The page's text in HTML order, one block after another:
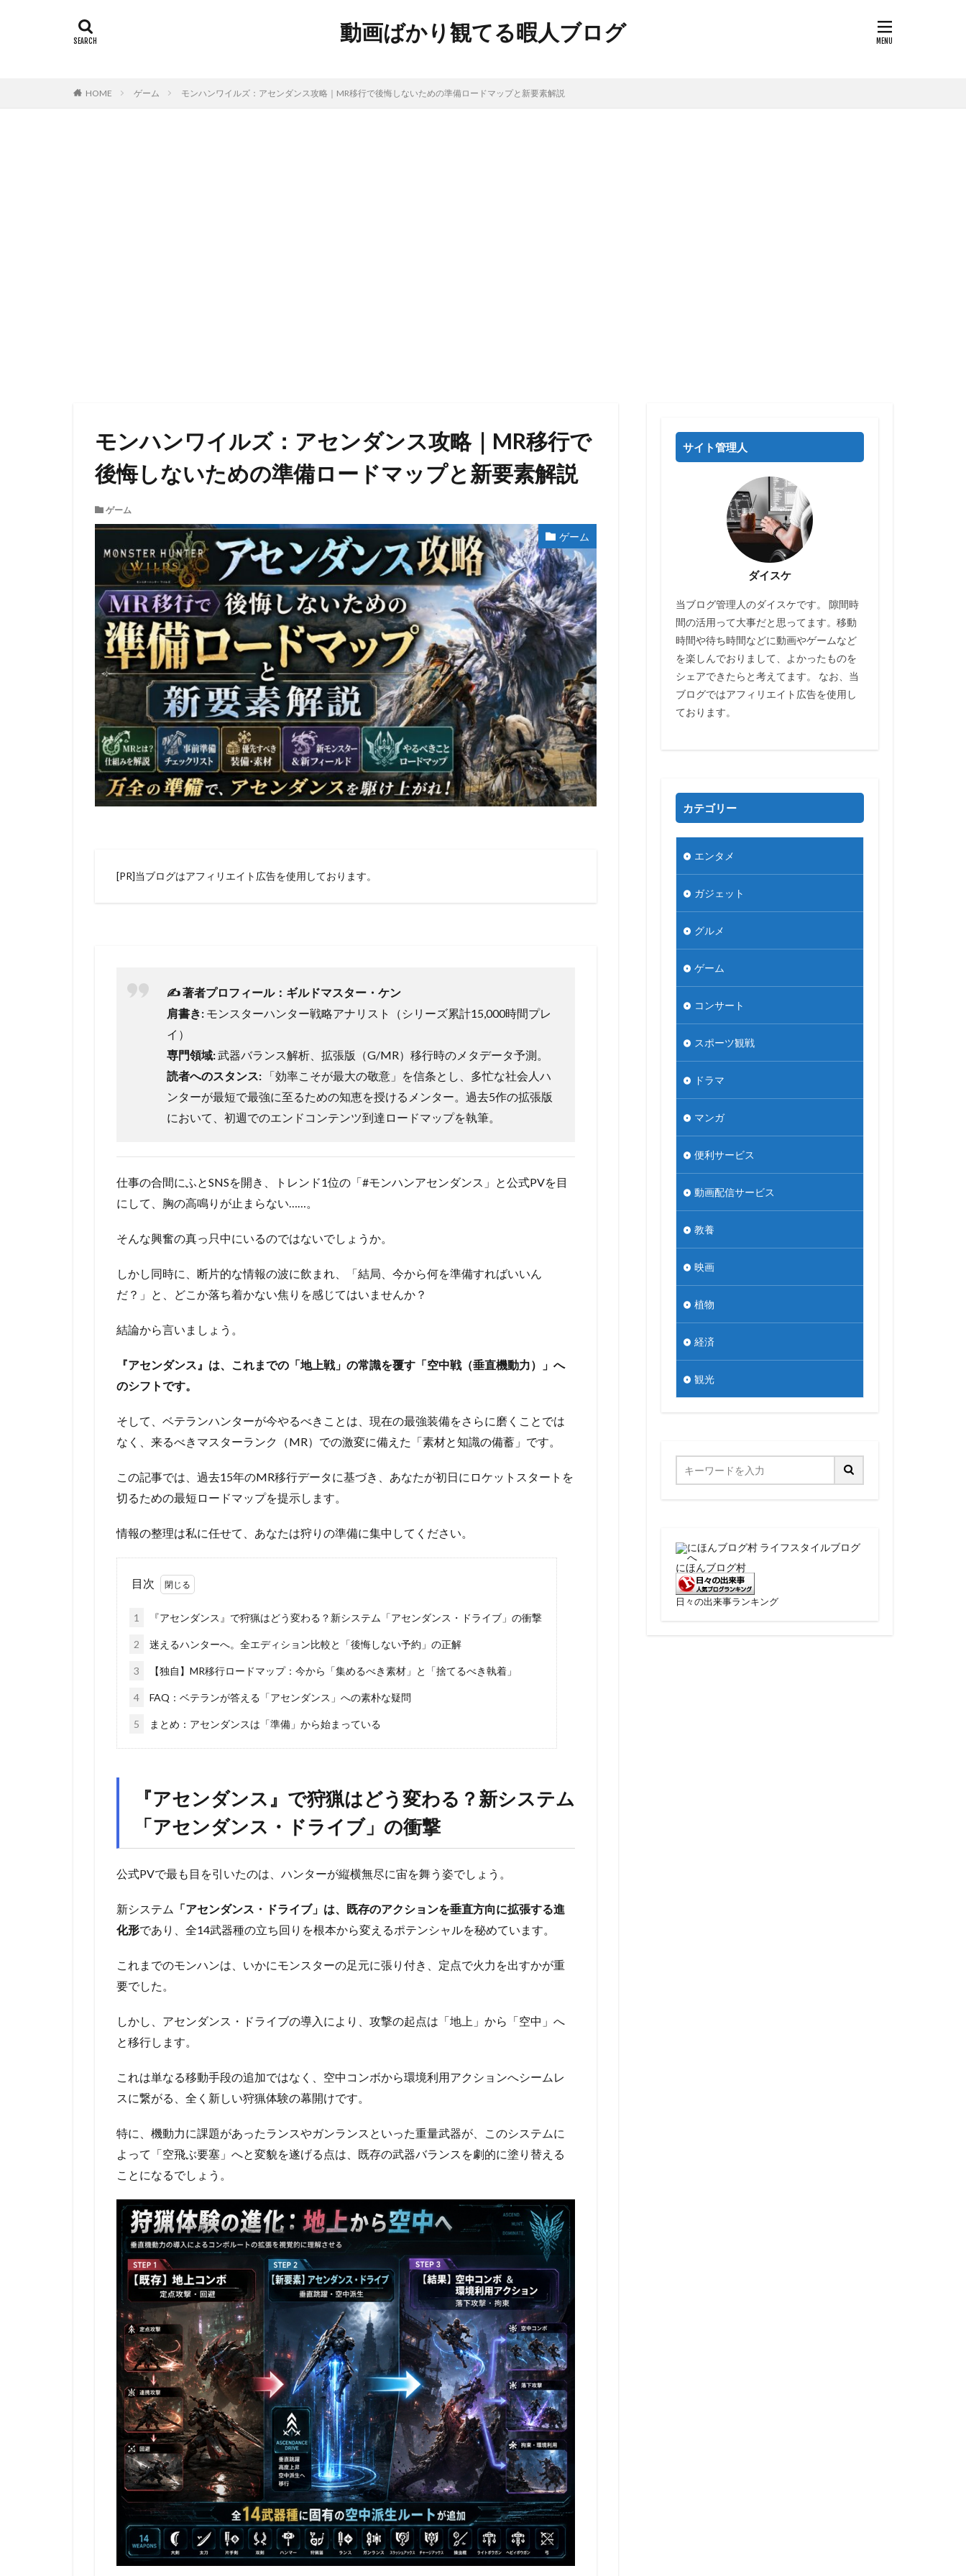
動画ばかり観てる暇人ブログ
HOME ゲーム モンハンワイルズ：アセンダンス攻略｜MR移行で後悔しないための準備ロードマップと新要素解説
モンハンワイルズ：アセンダンス攻略｜MR移行で
後悔しないための準備ロードマップと新要素解説
ゲーム
ゲーム
[PR]当ブログはアフィリエイト広告を使用しております。
✍️ 著者プロフィール：ギルドマスター・ケン
肩書き: モンスターハンター戦略アナリスト（シリーズ累計15,000時間プレ
イ）
専門領域:武器バランス解析、拡張版（G/MR）移行時のメタデータ予測。
読者へのスタンス: 「効率こそが最大の敬意」を信条とし、多忙な社会人ハ
ンターが最短で最強に至るための知恵を授けるメンター。過去5作の拡張版
において、初週でのエンドコンテンツ到達ロードマップを執筆。
仕事の合間にふとSNSを開き、トレンド1位の「#モンハンアセンダンス」と公式PVを目
にして、胸の高鳴りが止まらない……。
そんな興奮の真っ只中にいるのではないでしょうか。
しかし同時に、断片的な情報の波に飲まれ、「結局、今から何を準備すればいいん
だ？」と、どこか落ち着かない焦りを感じてはいませんか？
結論から言いましょう。
『アセンダンス』は、これまでの「地上戦」の常識を覆す「空中戦（垂直機動力）」へ
のシフトです。
そして、ベテランハンターが今やるべきことは、現在の最強装備をさらに磨くことでは
なく、来るべきマスターランク（MR）での激変に備えた「素材と知識の備蓄」です。
この記事では、過去15年のMR移行データに基づき、あなたが初日にロケットスタートを
切るための最短ロードマップを提示します。
情報の整理は私に任せて、あなたは狩りの準備に集中してください。
目次
1 『アセンダンス』で狩猟はどう変わる？新システム「アセンダンス・ドライブ」の衝撃
2 迷えるハンターへ。全エディション比較と「後悔しない予約」の正解
3 【独自】MR移行ロードマップ：今から「集めるべき素材」と「捨てるべき執着」
4 FAQ：ベテランが答える「アセンダンス」への素朴な疑問
5 まとめ：アセンダンスは「準備」から始まっている
『アセンダンス』で狩猟はどう変わる？新システム
「アセンダンス・ドライブ」の衝撃
公式PVで最も目を引いたのは、ハンターが縦横無尽に宙を舞う姿でしょう。
新システム 「アセンダンス・ドライブ」は、既存のアクションを垂直方向に拡張する進
化形であり、全14武器種の立ち回りを根本から変えるポテンシャルを秘めています。
これまでのモンハンは、いかにモンスターの足元に張り付き、定点で火力を出すかが重
要でした。
しかし、アセンダンス・ドライブの導入により、攻撃の起点は「地上」から「空中」へ
と移行します。
これは単なる移動手段の追加ではなく、空中コンボから環境利用アクションへシームレ
スに繋がる、全く新しい狩猟体験の幕開けです。
特に、機動力に課題があったランスやガンランスといった重量武器が、このシステムに
よって「空飛ぶ要塞」へと変貌を遂げる点は、既存の武器バランスを劇的に塗り替える
ことになるでしょう。
サイト管理人
ダイスケ
当ブログ管理人のダイスケです。 隙間時
間の活用って大事だと思ってます。移動
時間や待ち時間などに動画やゲームなど
を楽しんでおりまして、よかったものを
シェアできたらと考えてます。 なお、当
ブログではアフィリエイト広告を使用し
ております。
カテゴリー
エンタメ
ガジェット
グルメ
ゲーム
コンサート
スポーツ観戦
ドラマ
マンガ
便利サービス
動画配信サービス
教養
映画
植物
経済
観光
にほんブログ村
日々の出来事ランキング